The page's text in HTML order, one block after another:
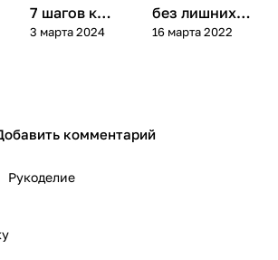
7 шагов к
сияющей коже
3 марта 2024
без лишних
затрат
16 марта 2022
комментарий
Рукоделие